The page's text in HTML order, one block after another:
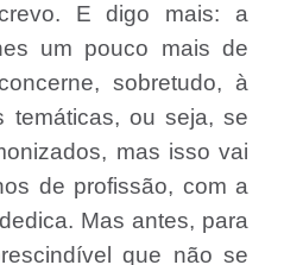
E digo mais: a
um pouco mais de
sobretudo, à
temáticas, ou seja, se
mas isso vai
de profissão, com a
Mas antes, para
que não se